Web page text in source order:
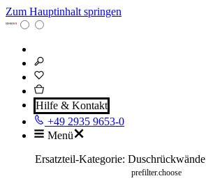
Zum Hauptinhalt springen
Hilfe & Kontakt
+49 2935 9653-0
Menü
Ersatzteil-Kategorie: Duschrückwände
prefilter.choose